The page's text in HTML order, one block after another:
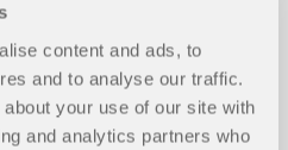
content and ads, to
and to analyse our traffic.
your use of our site with
and analytics partners who
de datos de con